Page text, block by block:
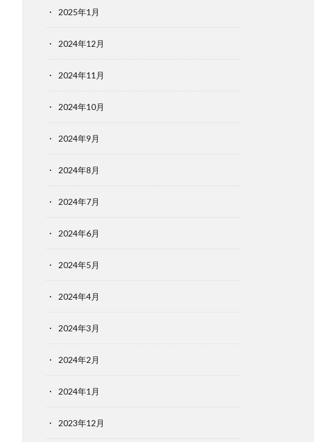
2025年1月
2024年12月
2024年11月
2024年10月
2024年9月
2024年8月
2024年7月
2024年6月
2024年5月
2024年4月
2024年3月
2024年2月
2024年1月
2023年12月